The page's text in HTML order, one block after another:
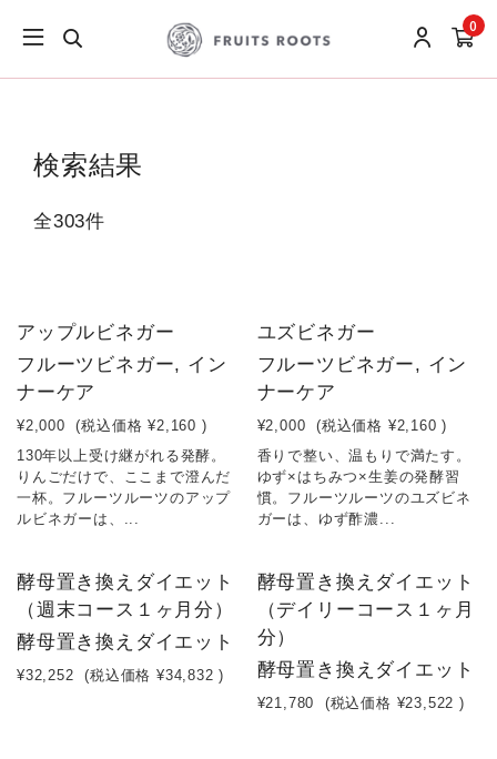
0
検索結果
全303件
アップルビネガー
フルーツビネガー, イン
ナーケア
¥2,000 (税込価格 ¥2,160 )
130年以上受け継がれる発酵。
りんごだけで、ここまで澄んだ
一杯。フルーツルーツのアップ
ルビネガーは、...
ユズビネガー
フルーツビネガー, イン
ナーケア
¥2,000 (税込価格 ¥2,160 )
香りで整い、温もりで満たす。
ゆず×はちみつ×生姜の発酵習
慣。フルーツルーツのユズビネ
ガーは、ゆず酢濃...
酵母置き換えダイエット
（週末コース１ヶ月分）
酵母置き換えダイエット
¥32,252 (税込価格 ¥34,832 )
酵母置き換えダイエット
（デイリーコース１ヶ月
分）
酵母置き換えダイエット
¥21,780 (税込価格 ¥23,522 )